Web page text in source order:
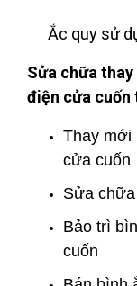
Ắc quy sử
Sửa chữa
điện cửa cuốn
Thay mới
cửa cuốn
Sửa
Bảo trì
cuốn